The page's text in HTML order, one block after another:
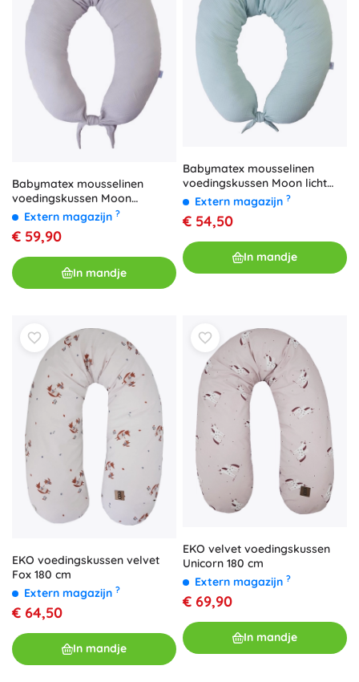
Babymatex mousselinen
voedingskussen Moon
lichtgrijs 260 cm
Extern magazijn ?
€ 59,90
In mandje
Babymatex mousselinen
voedingskussen Moon licht
turquoise 260 cm
Extern magazijn ?
€ 54,50
In mandje
EKO voedingskussen velvet
Fox 180 cm
Extern magazijn ?
€ 64,50
In mandje
EKO velvet voedingskussen
Unicorn 180 cm
Extern magazijn ?
€ 69,90
In mandje